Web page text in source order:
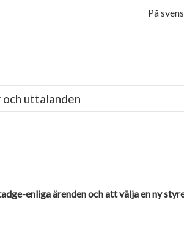
På
uttalanden
enliga ärenden och att välja en ny